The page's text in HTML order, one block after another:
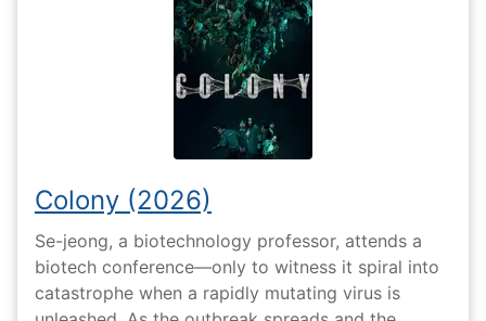
Colony (2026)
Se-jeong, a biotechnology professor, attends a
biotech conference—only to witness it spiral into
catastrophe when a rapidly mutating virus is